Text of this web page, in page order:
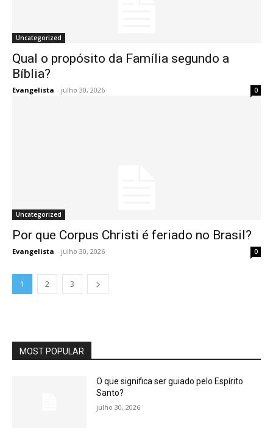
Uncategorized
Qual o propósito da Família segundo a
Bíblia?
Evangelista - julho 30, 2026 0
Uncategorized
Por que Corpus Christi é feriado no Brasil?
Evangelista - julho 30, 2026 0
1 2 3
MOST POPULAR
O que significa ser guiado pelo Espírito
Santo?
julho 30, 2026